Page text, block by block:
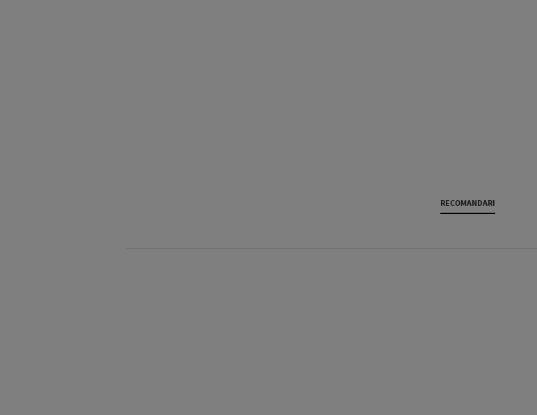
RECOMANDARI